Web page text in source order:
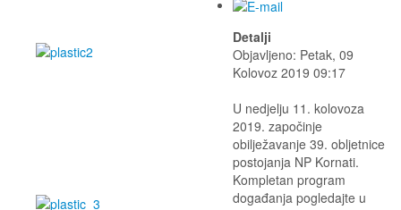
Detalji
Objavljeno: Petak, 09
Kolovoz 2019 09:17
U nedjelju 11. kolovoza
2019. započinje
obilježavanje 39. obljetnice
postojanja NP Kornati.
Kompletan program
događanja pogledajte u